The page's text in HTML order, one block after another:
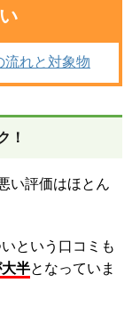
流れと対象物
！
い評価はほとん
という口コミも
半となっていま